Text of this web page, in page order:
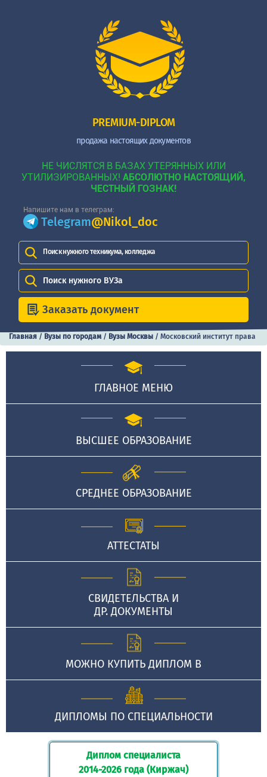
PREMIUM-DIPLOM
продажа настоящих документов
НЕ ЧИСЛЯТСЯ В БАЗАХ УТЕРЯННЫХ ИЛИ
УТИЛИЗИРОВАННЫХ! АБСОЛЮТНО НАСТОЯЩИЙ,
ЧЕСТНЫЙ ГОЗНАК!
Напишите нам в телеграм:
Telegram@Nikol_doc
Поиск нужного техникума, колледжа
Поиск нужного ВУЗа
Заказать документ
Главная / Вузы по городам / Вузы Москвы / Московский институт права
ГЛАВНОЕ МЕНЮ
ВЫСШЕЕ ОБРАЗОВАНИЕ
СРЕДНЕЕ ОБРАЗОВАНИЕ
АТТЕСТАТЫ
СВИДЕТЕЛЬСТВА И
ДР. ДОКУМЕНТЫ
МОЖНО КУПИТЬ ДИПЛОМ В
ДИПЛОМЫ ПО СПЕЦИАЛЬНОСТИ
Диплом специалиста
2014-2026 года (Киржач)